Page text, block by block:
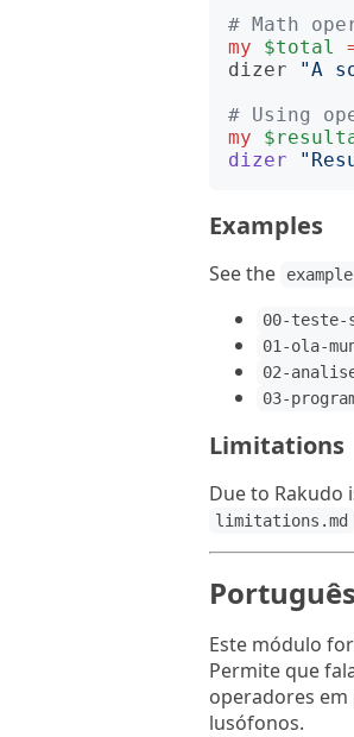
# Math
my
$total
dizer
"A
# Using
my
dizer
"
Examples
See the
00-teste-
01-ola-
02-
03-
Limitations
Due to Rakudo
limitations.md
Português
Este módulo
Permite que
operadores
lusófonos.